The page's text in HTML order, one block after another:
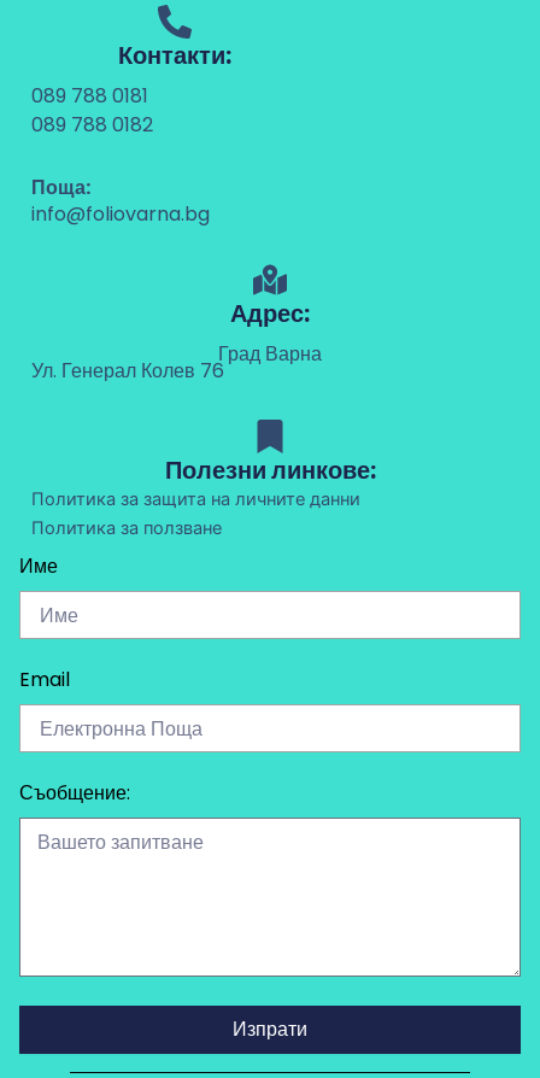
Контакти:
089 788 0181
089 788 0182
Поща:
info@foliovarna.bg
Адрес:
Град Варна
Ул. Генерал Колев 76
Полезни линкове:
Политика за защита на личните данни
Политика за ползване
Име
Email
Съобщение:
Изпрати